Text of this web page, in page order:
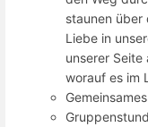
staunen über
Liebe in
unserer
worauf es im